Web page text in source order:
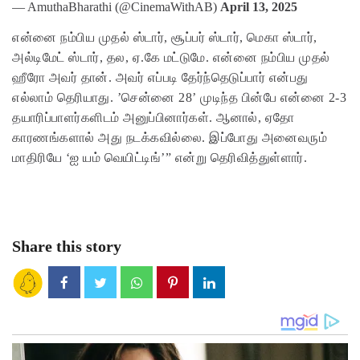
— AmuthaBharathi (@CinemaWithAB) April 13, 2025
என்னை நம்பிய முதல் ஸ்டார், சூப்பர் ஸ்டார், மெகா ஸ்டார்,
அல்டிமேட் ஸ்டார், தல, ஏ.கே மட்டுமே. என்னை நம்பிய முதல்
ஹீரோ அவர் தான். அவர் எப்படி தேர்ந்தெடுப்பார் என்பது
எல்லாம் தெரியாது. ’சென்னை 28’ முடிந்த பின்பே என்னை 2-3
தயாரிப்பாளர்களிடம் அனுப்பினார்கள். ஆனால், ஏதோ
காரணங்களால் அது நடக்கவில்லை. இப்போது அனைவரும்
மாதிரியே ‘ஐ யம் வெயிட்டிங்’” என்று தெரிவித்துள்ளார்.
Share this story